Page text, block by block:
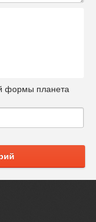
формы планета